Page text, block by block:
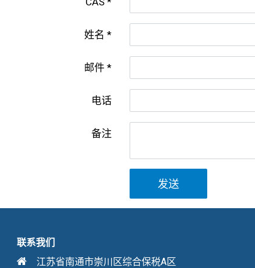
姓名
邮件
电话
备注
发送
联系我们
江苏省南通市崇川区综合保税A区